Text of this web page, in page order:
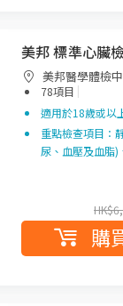
美邦 標準心臟
美邦醫學體檢
78項目 |
適用於18歲或以
重點檢查項目：
尿、血壓及血脂
HK$
購